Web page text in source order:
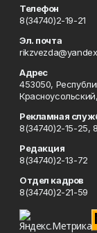
Телефон
8(34740)2-19-21
Эл. почта
Адрес
453050,
Рекламная
8(34740)2-15-25,
Редакция
8(34740)2-13-72
Отдел кадров
8(34740)2-21-59